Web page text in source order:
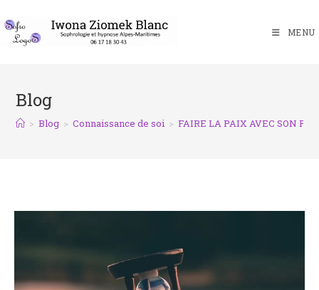
MENU
Blog
> Blog > Connaissance de soi > FAIRE LA PAIX AVEC SON